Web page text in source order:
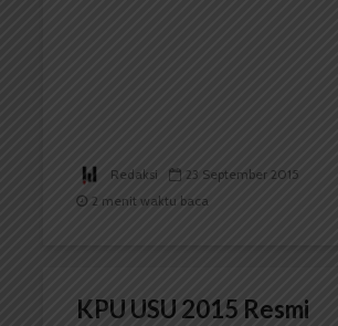
Redaksi
23 September 2015
2 menit waktu baca
KPU USU 2015 Resmi